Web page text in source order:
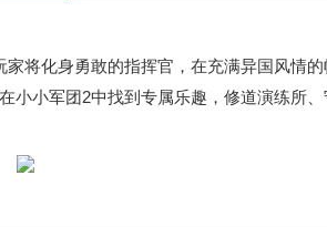
将化身勇敢的指挥官，在充满异国风
小小军团2中找到专属乐趣，修道演练